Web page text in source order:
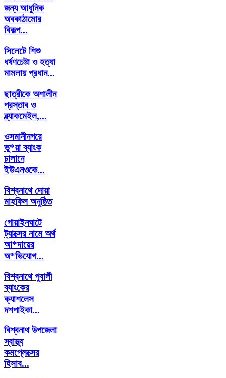
জন্য আধুনিক
অবকাঠামোর
বিকল্প...
সিলেটে শিশু
ধর্ষণচেষ্টা ও হত্যা
মামলায় প্রধান...
ছাত্রীকে ‍অশালীন
প্রস্তাব ও
ব্ল্যাকমেইল,...
ওসমানীনগরে
ভু*য়া ব্যাংক
চালানে
ইউএনওকে...
বিশ্বনাথে দোয়া
মাহফিল অনুষ্ঠিত
গোয়াইনঘাটে
ট্যাক্সের নামে অর্থ
আ*দায়ের
অ*ভিযোগ...
বিশ্বনাথে পুবালী
ব্যাংকের
ক্যাশলেস
দশপাইকা...
বিশ্বনাথ উপজেলা
স্বাস্থ্য
কমপ্লেক্সের
হিসাব...